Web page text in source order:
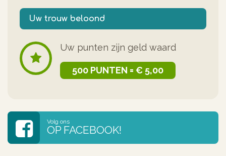
Uw trouw beloond
Uw punten zijn geld waard
500 PUNTEN = € 5,00
Volg ons
OP FACEBOOK!